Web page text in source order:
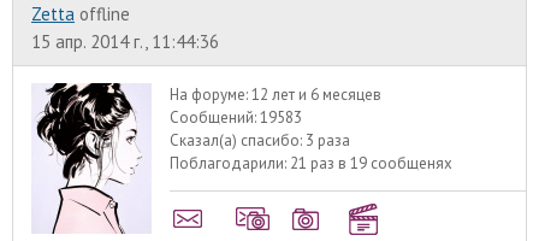
Zetta offline
15 апр. 2014 г., 11:44:36
На форуме:12 лет и 6 месяцев
Сообщений:19583
Сказал(а) спасибо: 3 раза
Поблагодарили: 21 раз в 19 сообщенях